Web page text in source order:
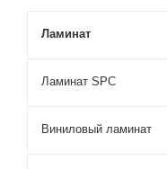
Ламинат
Ламинат SPC
Виниловый ламинат